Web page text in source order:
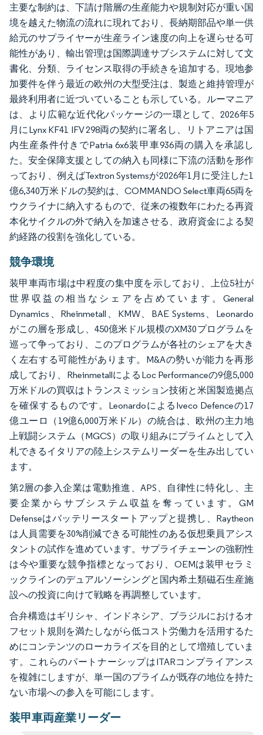
主要な制約は、下請け階層の生産能力や規制対応が重い国
境を越えた物流の流れに現れており、長納期部品や単一供
給元のサプライヤーが生産ライン速度の向上を遅らせる可
能性があり、輸出管理は国際調達サブシステムに対して文
書化、分類、ライセンス取得の手続きを追加する。現地参
加要件を伴う最近の欧州の大型受注は、製造と維持管理が
最終利用者に近づいていることも示している。ルーマニア
は、より広範な近代化パッケージの一環として、2026年5
月にLynx KF41 IFV 298両の契約に署名し、リトアニアは国
内生産条件付きでPatria 6x6装甲車936両の購入を承認し
た。安全保障支援としての納入も同様に下流の活動を形作
っており、例えばTextron Systemsが2026年1月に受注した1
億6,340万米ドルの契約は、COMMANDO Select車両65両を
ウクライナに納入するもので、従来の複数年にわたる再資
本化サイクルの外で納入を加速させる、政府資金による契
約経路の役割を強化している。
競争環境
装甲車両市場は中程度の集中度を示しており、上位5社が
世界収益の相当なシェアを占めています。General
Dynamics、Rheinmetall、KMW、BAE Systems、Leonardo
がこの層を形成し、450億米ドル規模のXM30プログラムを
巡って争っており、このプログラムが各社のシェアを大き
く左右する可能性があります。M&Aの勢いが能力を再形
成しており、RheinmetallによるLoc Performanceの9億5,000
万米ドルの買収はトランスミッション技術と米国製造拠点
を確保するものです。LeonardoによるIveco Defenceの17
億ユーロ（19億6,000万米ドル）の統合は、欧州の主力地
上戦闘システム（MGCS）の取り組みにプライムとして入
札できるイタリアの陸上システムリーダーを生み出してい
ます。
第2層の参入企業は電動推進、APS、自律性に特化し、主
要企業からサブシステム収益を奪っています。GM
Defenseはバッテリースタートアップと提携し、Raytheon
は人員需要を30%削減できる可能性のある仮想乗員アシス
タントの試作を進めています。サプライチェーンの強靭性
は今や重要な競争指標となっており、OEMは装甲セラミ
ックラインのデュアルソーシングと国内希土類磁石生産施
設への投資に向けて戦略を再調整しています。
合弁構造はギリシャ、インドネシア、ブラジルにおけるオ
フセット規則を満たしながら低コスト労働力を活用するた
めにコンテンツのローカライズを目的として増殖していま
す。これらのパートナーシップはITARコンプライアンス
を複雑にしますが、単一国のプライムが既存の地位を持た
ない市場への参入を可能にします。
装甲車両産業リーダー